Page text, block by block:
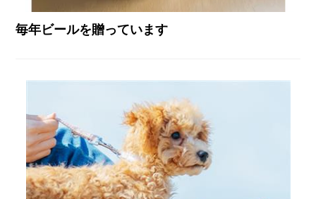
毎年ビールを贈っています